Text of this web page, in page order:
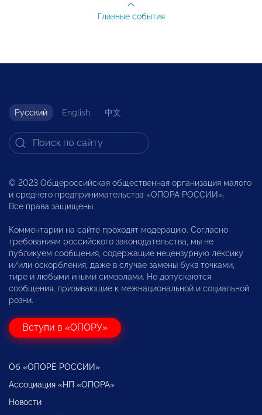
Главные события
Русский English 中文
© 2023 Общероссийская общественная организация малого
и среднего предпринимательства «ОПОРА РОССИИ».
Все права защищены.
Комментарии на сайте проходят модерацию. Согласно
требованиям российского законодательства, мы не
публикуем сообщения, содержащие нецензурную лексику
и/или оскорбления, даже в случае замены букв точками,
тире и любыми иными символами. Не допускаются
сообщения, призывающие к межнациональной и социальной
розни.
Вступи в «ОПОРУ»
Об «ОПОРЕ РОССИИ»
Ассоциация «НП «ОПОРА»
Новости